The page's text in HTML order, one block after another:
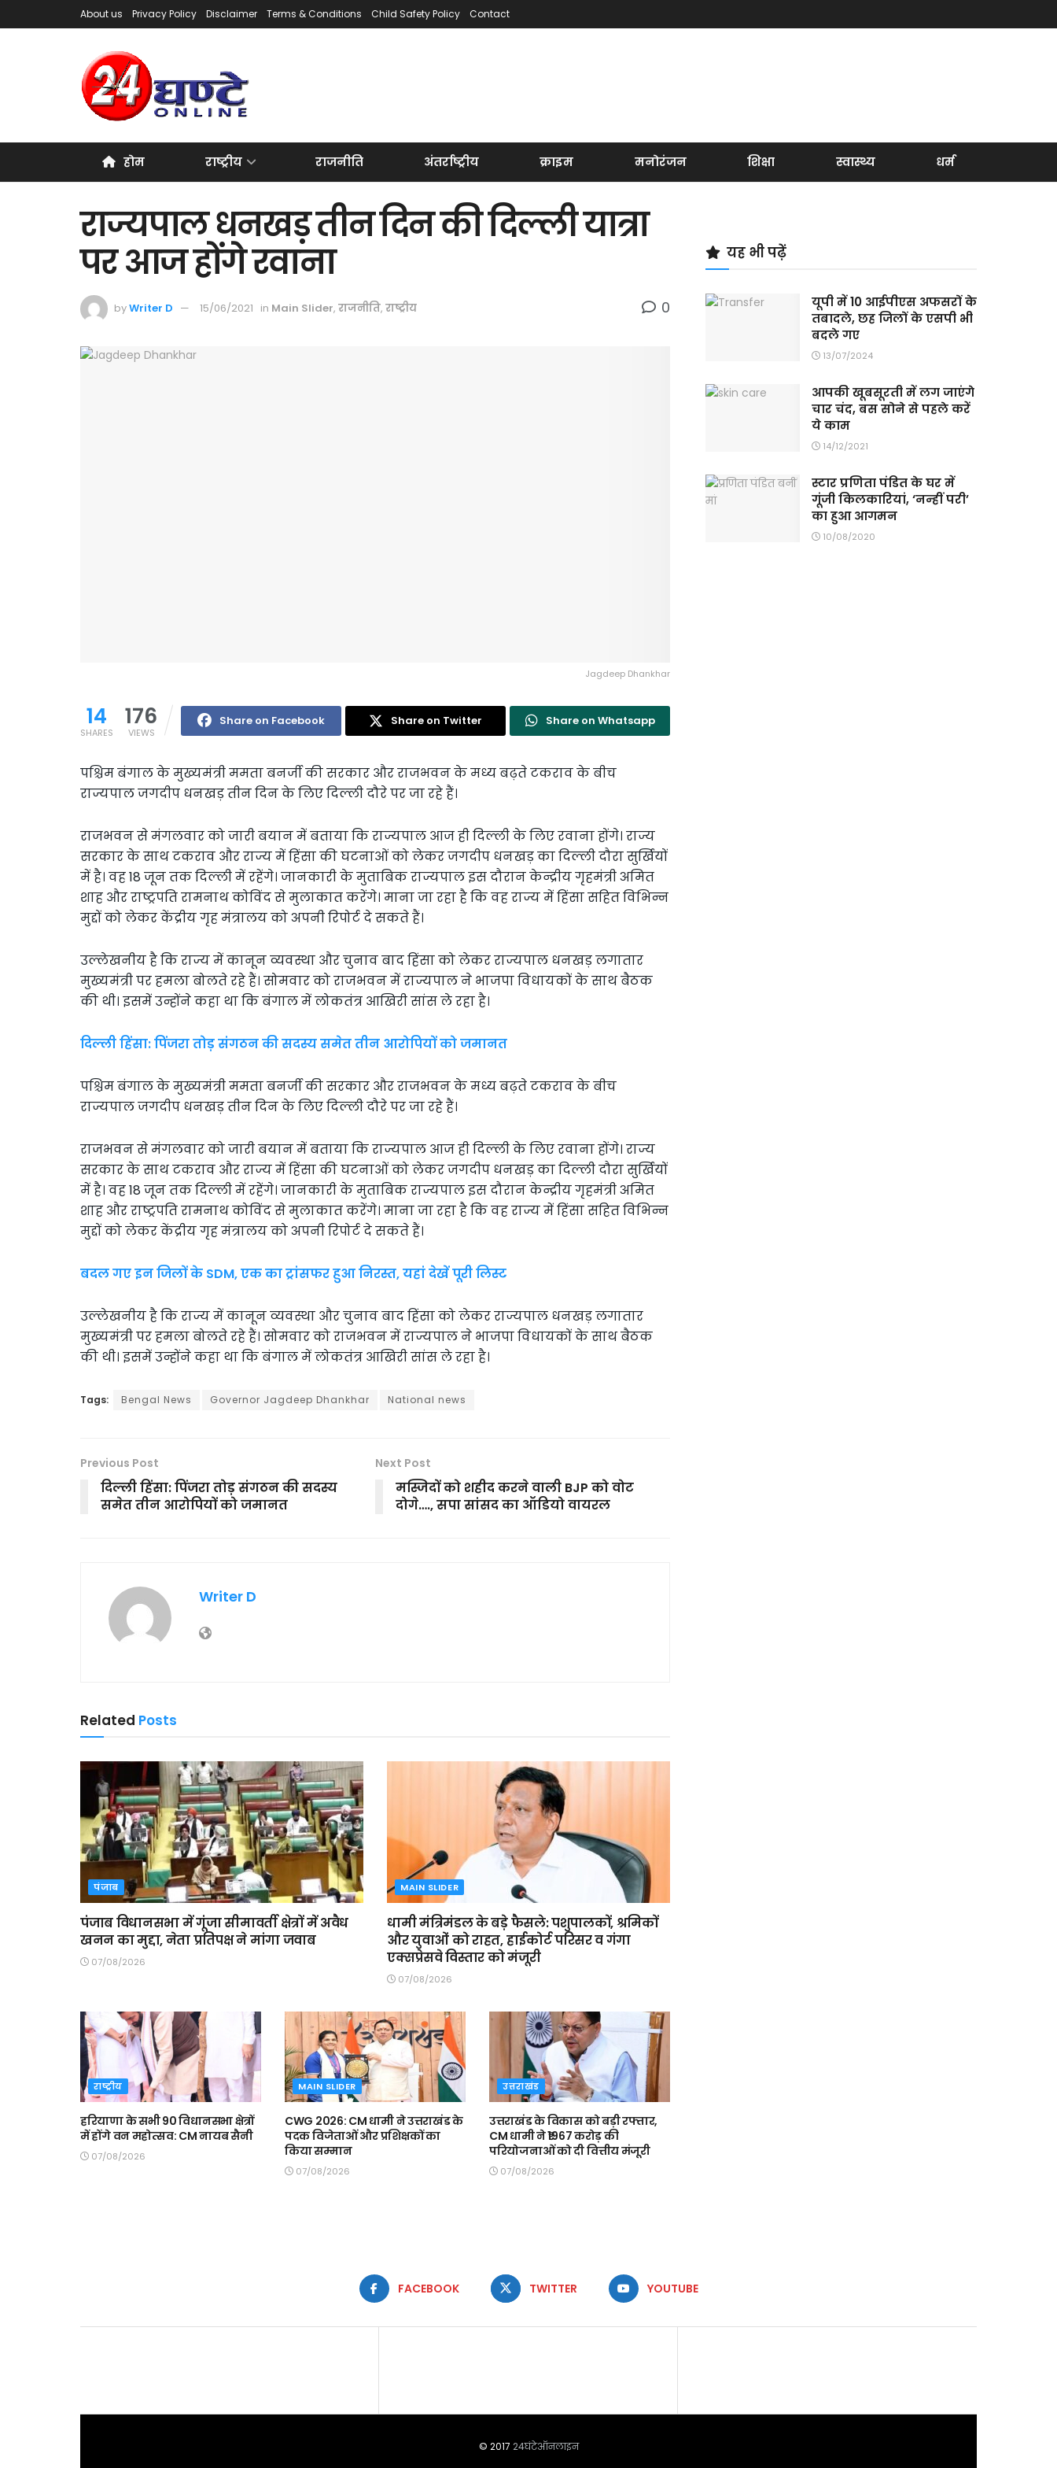
About us Privacy Policy Disclaimer Terms & Conditions Child Safety Policy Contact
होम राष्ट्रीय राजनीति अंतर्राष्ट्रीय क्राइम मनोरंजन शिक्षा स्वास्थ्य धर्म
राज्यपाल धनखड़ तीन दिन की दिल्ली यात्रा
पर आज होंगे रवाना
byWriter D 15/06/2021 in Main Slider, राजनीति, राष्ट्रीय 0
Jagdeep Dhankhar
14
SHARES
176
VIEWS
Share on Facebook Share on Twitter Share on Whatsapp
पश्चिम बंगाल के मुख्यमंत्री ममता बनर्जी की सरकार और राजभवन के मध्य बढ़ते टकराव के बीच
राज्यपाल जगदीप धनखड़ तीन दिन के लिए दिल्ली दौरे पर जा रहे हैं।
राजभवन से मंगलवार को जारी बयान में बताया कि राज्यपाल आज ही दिल्ली के लिए रवाना होंगे। राज्य
सरकार के साथ टकराव और राज्य में हिंसा की घटनाओं को लेकर जगदीप धनखड़ का दिल्ली दौरा सुर्खियों
में है। वह 18 जून तक दिल्ली में रहेंगे। जानकारी के मुताबिक राज्यपाल इस दौरान केन्द्रीय गृहमंत्री अमित
शाह और राष्ट्रपति रामनाथ कोविंद से मुलाकात करेंगे। माना जा रहा है कि वह राज्य में हिंसा सहित विभिन्न
मुद्दों को लेकर केंद्रीय गृह मंत्रालय को अपनी रिपोर्ट दे सकते हैं।
उल्लेखनीय है कि राज्य में कानून व्यवस्था और चुनाव बाद हिंसा को लेकर राज्यपाल धनखड़ लगातार
मुख्यमंत्री पर हमला बोलते रहे हैं। सोमवार को राजभवन में राज्यपाल ने भाजपा विधायकों के साथ बैठक
की थी। इसमें उन्होंने कहा था कि बंगाल में लोकतंत्र आखिरी सांस ले रहा है।
दिल्ली हिंसा: पिंजरा तोड़ संगठन की सदस्य समेत तीन आरोपियों को जमानत
पश्चिम बंगाल के मुख्यमंत्री ममता बनर्जी की सरकार और राजभवन के मध्य बढ़ते टकराव के बीच
राज्यपाल जगदीप धनखड़ तीन दिन के लिए दिल्ली दौरे पर जा रहे हैं।
राजभवन से मंगलवार को जारी बयान में बताया कि राज्यपाल आज ही दिल्ली के लिए रवाना होंगे। राज्य
सरकार के साथ टकराव और राज्य में हिंसा की घटनाओं को लेकर जगदीप धनखड़ का दिल्ली दौरा सुर्खियों
में है। वह 18 जून तक दिल्ली में रहेंगे। जानकारी के मुताबिक राज्यपाल इस दौरान केन्द्रीय गृहमंत्री अमित
शाह और राष्ट्रपति रामनाथ कोविंद से मुलाकात करेंगे। माना जा रहा है कि वह राज्य में हिंसा सहित विभिन्न
मुद्दों को लेकर केंद्रीय गृह मंत्रालय को अपनी रिपोर्ट दे सकते हैं।
बदल गए इन जिलों के SDM, एक का ट्रांसफर हुआ निरस्त, यहां देखें पूरी लिस्ट
उल्लेखनीय है कि राज्य में कानून व्यवस्था और चुनाव बाद हिंसा को लेकर राज्यपाल धनखड़ लगातार
मुख्यमंत्री पर हमला बोलते रहे हैं। सोमवार को राजभवन में राज्यपाल ने भाजपा विधायकों के साथ बैठक
की थी। इसमें उन्होंने कहा था कि बंगाल में लोकतंत्र आखिरी सांस ले रहा है।
Tags: Bengal News Governor Jagdeep Dhankhar National news
Previous Post
दिल्ली हिंसा: पिंजरा तोड़ संगठन की सदस्य
समेत तीन आरोपियों को जमानत
Next Post
मस्जिदों को शहीद करने वाली BJP को वोट
दोगे…., सपा सांसद का ऑडियो वायरल
Writer D
Related Posts
पंजाब
पंजाब विधानसभा में गूंजा सीमावर्ती क्षेत्रों में अवैध
खनन का मुद्दा, नेता प्रतिपक्ष ने मांगा जवाब
07/08/2026
MAIN SLIDER
धामी मंत्रिमंडल के बड़े फैसले: पशुपालकों, श्रमिकों
और युवाओं को राहत, हाईकोर्ट परिसर व गंगा
एक्सप्रेसवे विस्तार को मंजूरी
07/08/2026
राष्ट्रीय
हरियाणा के सभी 90 विधानसभा क्षेत्रों
में होंगे वन महोत्सव: CM नायब सैनी
07/08/2026
MAIN SLIDER
CWG 2026: CM धामी ने उत्तराखंड के
पदक विजेताओं और प्रशिक्षकों का
किया सम्मान
07/08/2026
उत्तराखंड
उत्तराखंड के विकास को बड़ी रफ्तार,
CM धामी ने ₹1967 करोड़ की
परियोजनाओं को दी वित्तीय मंजूरी
07/08/2026
यह भी पढ़ें
यूपी में 10 आईपीएस अफसरों के
तबादले, छह जिलों के एसपी भी
बदले गए
13/07/2024
आपकी खूबसूरती में लग जाएंगे
चार चंद, बस सोने से पहले करें
ये काम
14/12/2021
स्टार प्रण‍िता पंड‍ित के घर में
गूंजी किलकारियां, ‘नन्हीं परी’
का हुआ आगमन
10/08/2020
FACEBOOK TWITTER YOUTUBE
© 2017 24घंटेऑनलाइन